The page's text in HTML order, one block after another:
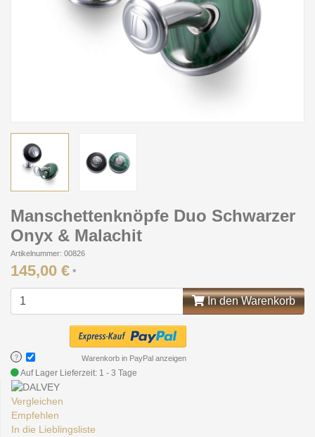
Manschettenknöpfe Duo Schwarzer
Onyx & Malachit
Artikelnummer: 00826
145,00 € *
In den Warenkorb
? Warenkorb in PayPal anzeigen
Auf Lager Lieferzeit: 1 - 3 Tage
Vergleichen
Empfehlen
In die Lieblingsliste